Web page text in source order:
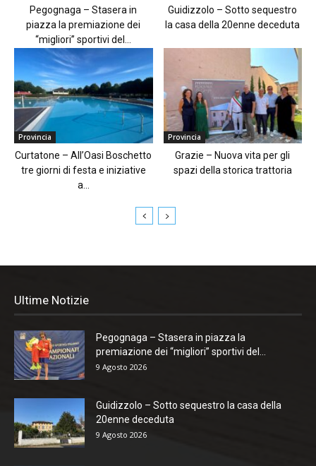
Pegognaga – Stasera in
piazza la premiazione dei
“migliori” sportivi del...
Guidizzolo – Sotto sequestro
la casa della 20enne deceduta
Provincia
Curtatone – All’Oasi Boschetto
tre giorni di festa e iniziative
a...
Provincia
Grazie – Nuova vita per gli
spazi della storica trattoria
Ultime Notizie
Pegognaga – Stasera in piazza la
premiazione dei “migliori” sportivi del...
9 Agosto 2026
Guidizzolo – Sotto sequestro la casa della
20enne deceduta
9 Agosto 2026